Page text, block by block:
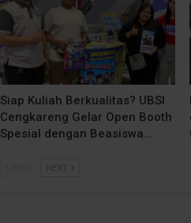
Siap Kuliah Berkualitas? UBSI
Cengkareng Gelar Open Booth
Spesial dengan Beasiswa…
NEXT